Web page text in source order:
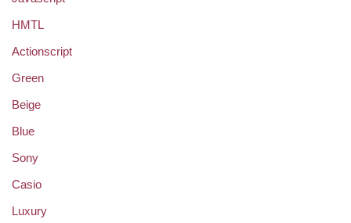
HMTL
Actionscript
Green
Beige
Blue
Sony
Casio
Luxury